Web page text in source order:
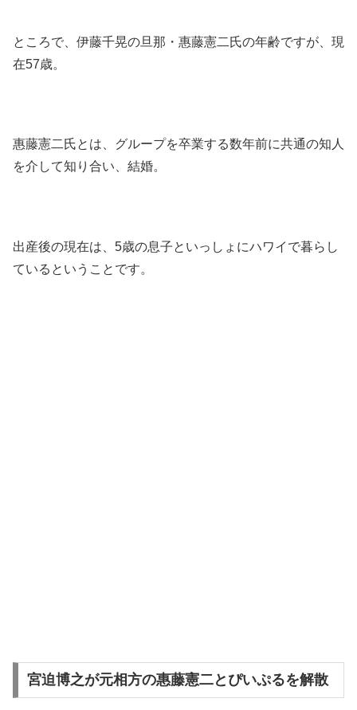
ところで、伊藤千晃の旦那・惠藤憲二氏の年齢ですが、現
在57歳。
惠藤憲二氏とは、グループを卒業する数年前に共通の知人
を介して知り合い、結婚。
出産後の現在は、5歳の息子といっしょにハワイで暮らし
ているということです。
宮迫博之が元相方の惠藤憲二とぴいぷるを解散